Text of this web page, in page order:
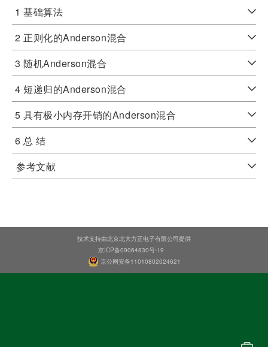
1 基础算法
2 正则化的Anderson混合
3 随机Anderson混合
4 短递归的Anderson混合
5 具有极小内存开销的Anderson混合
6 总 结
参考文献
技术支持由北京北大方正电子有限公司提供
京ICP备09064830号-19
京公网安备11010802024621